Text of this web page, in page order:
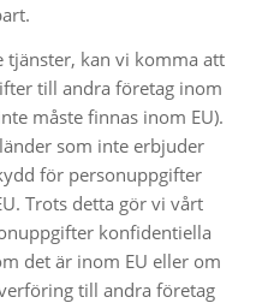
tjänster, kan vi komma att
till andra företag inom
måste finnas inom EU).
som inte erbjuder
för personuppgifter
Trots detta gör vi vårt
konfidentiella
det är inom EU eller om
till andra företag